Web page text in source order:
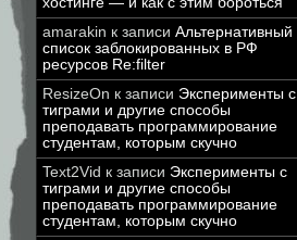
amarakin к записи Альтернативный
список заблокированных в РФ
ресурсов Re:filter
ResizeOn к записи Эксперименты с
тиграми и другие способы
преподавать программирование
студентам, которым скучно
Text2Vid к записи Эксперименты с
тиграми и другие способы
преподавать программирование
студентам, которым скучно